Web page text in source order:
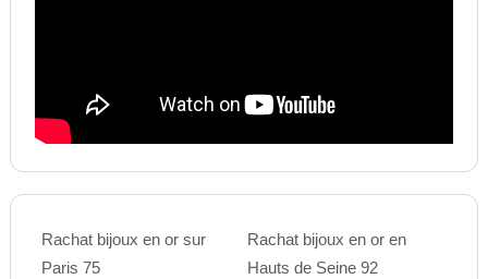
Rachat bijoux en or sur
Paris 75
Rachat bijoux en or en
Hauts de Seine 92